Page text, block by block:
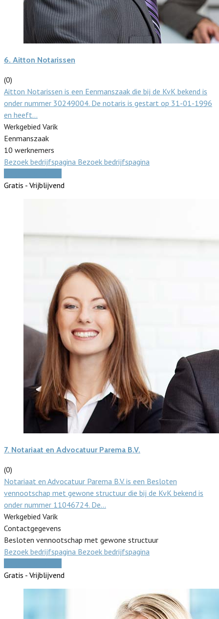
6. Aitton Notarissen
(0)
Aitton Notarissen is een Eenmanszaak die bij de KvK bekend is
onder nummer 30249004. De notaris is gestart op 31-01-1996
en heeft…
Werkgebied Varik
Eenmanszaak
10 werknemers
Bezoek bedrijfspagina Bezoek bedrijfspagina
Gratis - Vrijblijvend
7. Notariaat en Advocatuur Parema B.V.
(0)
Notariaat en Advocatuur Parema B.V. is een Besloten
vennootschap met gewone structuur die bij de KvK bekend is
onder nummer 11046724. De…
Werkgebied Varik
Contactgegevens
Besloten vennootschap met gewone structuur
Bezoek bedrijfspagina Bezoek bedrijfspagina
Gratis - Vrijblijvend